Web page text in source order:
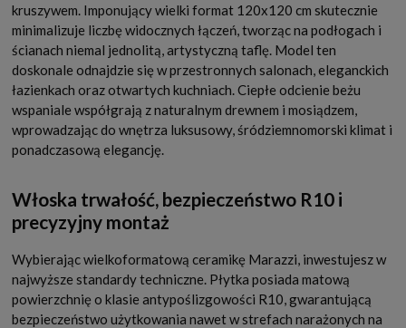
kruszywem. Imponujący wielki format 120x120 cm skutecznie
minimalizuje liczbę widocznych łączeń, tworząc na podłogach i
ścianach niemal jednolitą, artystyczną taflę. Model ten
doskonale odnajdzie się w przestronnych salonach, eleganckich
łazienkach oraz otwartych kuchniach. Ciepłe odcienie beżu
wspaniale współgrają z naturalnym drewnem i mosiądzem,
wprowadzając do wnętrza luksusowy, śródziemnomorski klimat i
ponadczasową elegancję.
Włoska trwałość, bezpieczeństwo R10 i
precyzyjny montaż
Wybierając wielkoformatową ceramikę Marazzi, inwestujesz w
najwyższe standardy techniczne. Płytka posiada matową
powierzchnię o klasie antypoślizgowości R10, gwarantującą
bezpieczeństwo użytkowania nawet w strefach narażonych na